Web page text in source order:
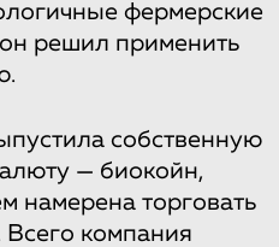
фермерские
решил применить
собственную
— биокойн,
намерена торговать
компания